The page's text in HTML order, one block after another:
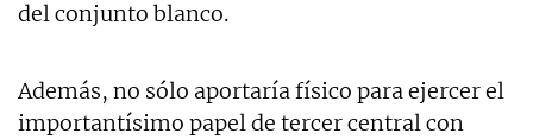
del conjunto blanco.
Además, no sólo aportaría físico para ejercer el
importantísimo papel de tercer central con